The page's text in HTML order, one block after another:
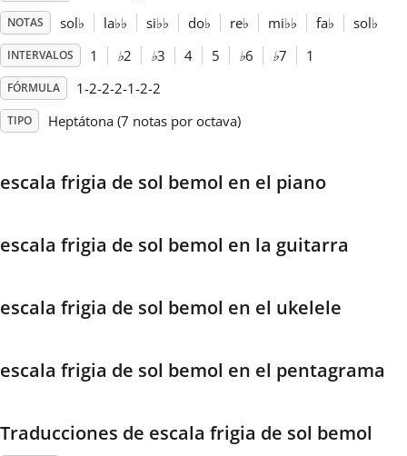
Français
한국어
Polski
Português
Русский
NOTAS sol♭ la♭♭ si♭♭ do♭ re♭ mi♭♭ fa♭ sol♭
INTERVALOS 1 ♭2 ♭3 4 5 ♭6 ♭7 1
FÓRMULA 1-2-2-2-1-2-2
TIPO Heptátona (7 notas por octava)
escala frigia de sol bemol en el piano
escala frigia de sol bemol en la guitarra
escala frigia de sol bemol en el ukelele
escala frigia de sol bemol en el pentagrama
Traducciones de escala frigia de sol bemol